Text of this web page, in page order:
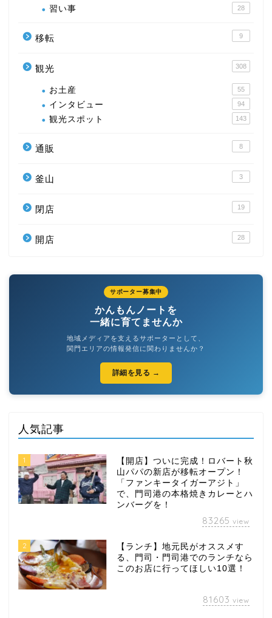
習い事 28
移転 9
観光 308
お土産 55
インタビュー 94
観光スポット 143
通販 8
釜山 3
閉店 19
開店 28
サポーター募集中
かんもんノートを
一緒に育てませんか
地域メディアを支えるサポーターとして、
関門エリアの情報発信に関わりませんか？
詳細を見る →
人気記事
1
【開店】ついに完成！ロバート秋
山パパの新店が移転オープン！
「ファンキータイガーアジト」
で、門司港の本格焼きカレーとハ
ンバーグを！
83265 view
2
【ランチ】地元民がオススメす
る、門司・門司港でのランチなら
このお店に行ってほしい10選！
81603 view